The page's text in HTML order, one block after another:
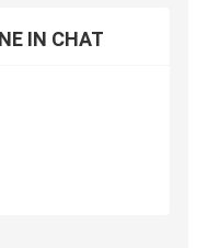
IN CHAT